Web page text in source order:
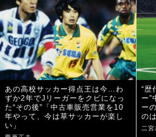
あの高校サッカー得点王は今…わ
ずか2年でJリーガーをクビになっ
た“その後”「中古車販売営業を10
年やって、今は草サッカーが楽し
い」
“歴
ー”
ー
の
二宮